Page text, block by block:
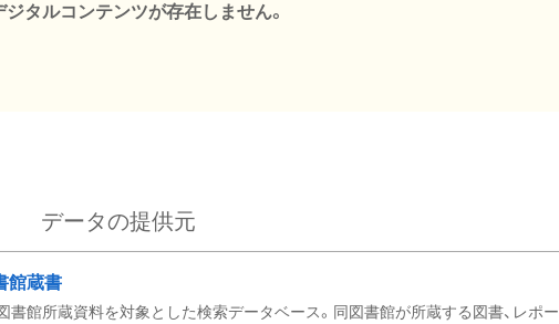
タルコンテンツが存在しません。
データの提供元
館蔵書
書館所蔵資料を対象とした検索データベース。同図書館が所蔵する図書、レポー